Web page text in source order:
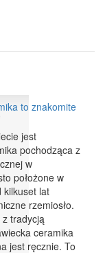
to znakomite
jest
pochodząca z
w
położone w
kilkuset lat
rzemiosło.
tradycją
ceramika
jest ręcznie. To